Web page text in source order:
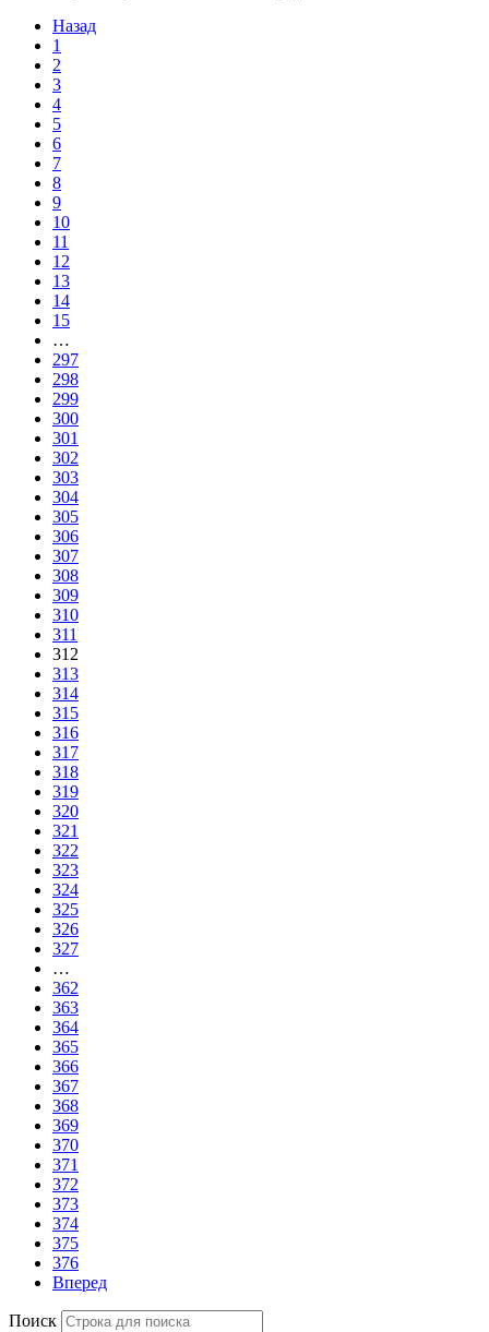
Назад
1
2
3
4
5
6
7
8
9
10
11
12
13
14
15
…
297
298
299
300
301
302
303
304
305
306
307
308
309
310
311
312
313
314
315
316
317
318
319
320
321
322
323
324
325
326
327
…
362
363
364
365
366
367
368
369
370
371
372
373
374
375
376
Вперед
Поиск